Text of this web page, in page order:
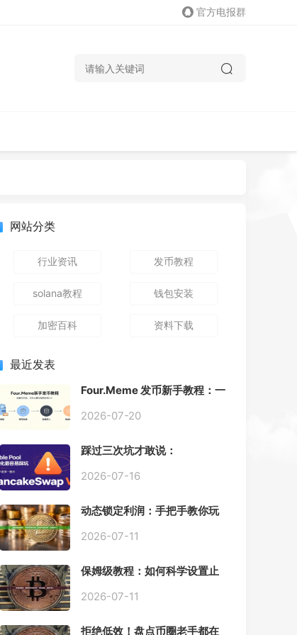
官方电报群
网站分类
行业资讯 发币教程
solana教程 钱包安装
加密百科 资料下载
最近发表
Four.Meme 发币新手教程：一
动踩坑
2026-07-20
踩过三次坑才敢说：
Pool 最容易翻车的不是手续
2026-07-16
动态锁定利润：手把手教你玩
2026-07-11
保姆级教程：如何科学设置止
2026-07-11
拒绝低效！盘点币圈老手都在